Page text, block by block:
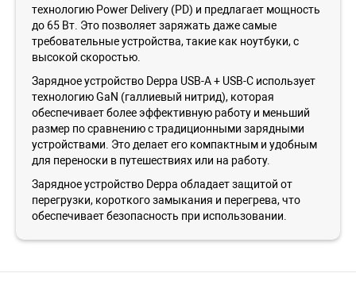
технологию Power Delivery (PD) и предлагает мощность
до 65 Вт. Это позволяет заряжать даже самые
требовательные устройства, такие как ноутбуки, с
высокой скоростью.
Зарядное устройство Deppa USB-A + USB-C использует
технологию GaN (галлиевый нитрид), которая
обеспечивает более эффективную работу и меньший
размер по сравнению с традиционными зарядными
устройствами. Это делает его компактным и удобным
для переноски в путешествиях или на работу.
Зарядное устройство Deppa обладает защитой от
перегрузки, короткого замыкания и перегрева, что
обеспечивает безопасность при использовании.